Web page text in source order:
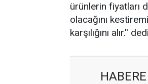
ürünlerin fiyatları
olacağını
karşılığını alır.''
HABERE